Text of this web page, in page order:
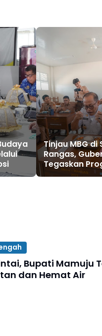
Tinjau MBG di
Rangas,
Tegaskan
Pemerataan
Bupati Mamuju
dan Hemat Air